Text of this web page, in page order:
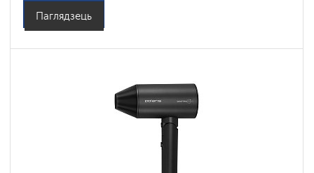
Паглядзець